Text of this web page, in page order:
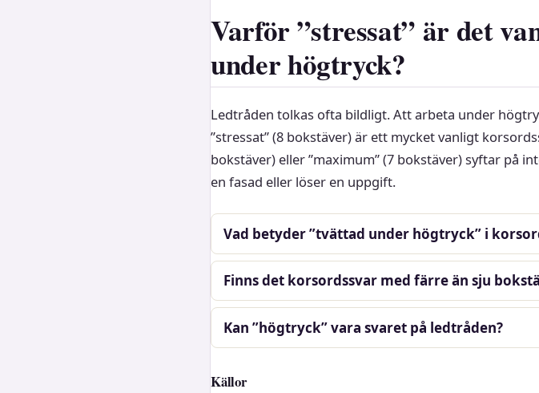
Varför ”stressat” är det
under högtryck?
Ledtråden tolkas ofta bildligt. Att arbeta under
”stressat” (8 bokstäver) är ett mycket vanligt
bokstäver) eller ”maximum” (7 bokstäver) syftar på
en fasad eller löser en uppgift.
Vad betyder ”tvättad under högtryck” i
Finns det korsordssvar med färre än sju
Kan ”högtryck” vara svaret på ledtråden?
Källor